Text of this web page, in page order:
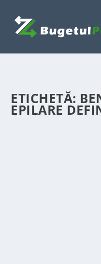
ETICHETĂ:
EPILARE